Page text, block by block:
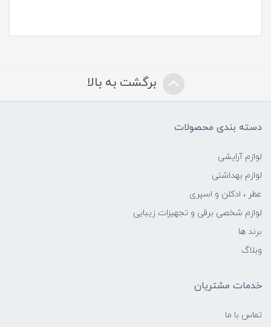
برگشت به بالا
دسته بندی محصولات
لوازم آرایشی
لوازم بهداشتی
عطر ، ادکلن و اسپری
لوازم شخصی برقی و تجهیزات زیبایی
برند ها
وبلاگ
خدمات مشتریان
تماس با ما